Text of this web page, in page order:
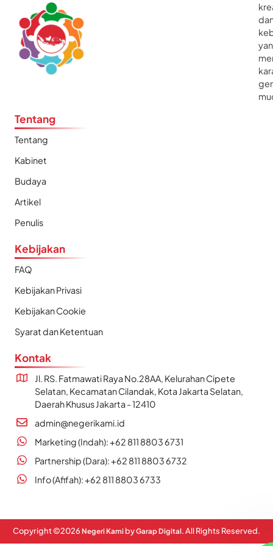
Tentang
Tentang
Kabinet
Budaya
Artikel
Penulis
Kebijakan
FAQ
Kebijakan Privasi
Kebijakan Cookie
Syarat dan Ketentuan
Kontak
Jl. RS. Fatmawati Raya No.28AA, Kelurahan Cipete
Selatan, Kecamatan Cilandak, Kota Jakarta Selatan,
Daerah Khusus Jakarta - 12410
admin@negerikami.id
Marketing (Indah): +62 811 8803 6731
Partnership (Dara): +62 811 8803 6732
Info (Afifah): +62 811 8803 6733
Copyright ©2026 Negeri Kami byGarap Digital. All Rights Reserved.